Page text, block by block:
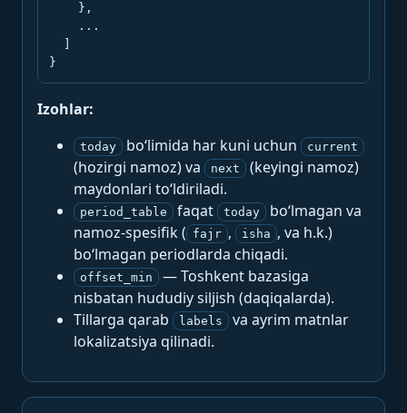
    },
    ...
}
Izohlar:
today bo‘limida har kuni uchun current
(hozirgi namoz) va next
(keyingi namoz)
maydonlari to‘ldiriladi.
period_table faqat today
bo‘lmagan va
namoz-spesifik ( fajr , isha , va h.k.)
bo‘lmagan periodlarda chiqadi.
offset_min
— Toshkent bazasiga
nisbatan hududiy siljish (daqiqalarda).
Tillarga qarab
labels
va ayrim matnlar
lokalizatsiya qilinadi.